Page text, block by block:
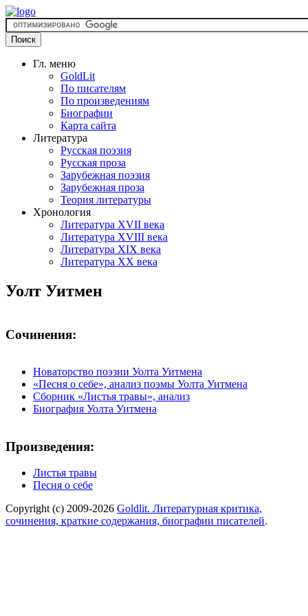
Гл. меню
GoldLit
По писателям
По произведениям
Биографии
Карта сайта
Литература
Русская поэзия
Русская проза
Зарубежная поэзия
Зарубежная проза
Теория литературы
Хронология
Литература XVII века
Литература XVIII века
Литература XIX века
Литература XX века
Уолт Уитмен
Сочинения:
Новаторство поэзии Уолта Уитмена
«Песня о себе», анализ поэмы Уолта Уитмена
Сборник «Листья травы», анализ
Биография Уолта Уитмена
Произведения:
Листья травы
Песня о себе
Copyright (c) 2009-2026 Goldlit. Литературная критика,
сочинения, краткие содержания, биографии писателей.